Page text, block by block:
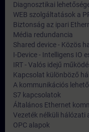
Diagnosztikai
WEB szolgáltatások a
Biztonság az ipari
Média redundancia
Shared device - Közös
I-Device - Intelligens IO
IRT - Valós idejű
Kapcsolat különböző
A kommunikációs
S7 kapcsolatok
Általános Ethernet
Vezeték nélküli hálózati
OPC alapok